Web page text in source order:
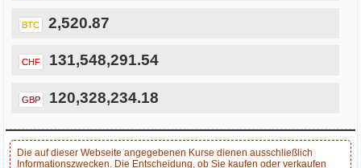
BTC 2,520.87
CHF 131,548,291.54
GBP 120,328,234.18
Die auf dieser Webseite angegebenen Kurse dienen ausschließlich
Informationszwecken. Die Entscheidung, ob Sie kaufen oder verkaufen